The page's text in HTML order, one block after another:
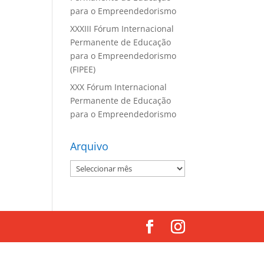
para o Empreendedorismo
XXXIII Fórum Internacional
Permanente de Educação
para o Empreendedorismo
(FIPEE)
XXX Fórum Internacional
Permanente de Educação
para o Empreendedorismo
Arquivo
Arquivo